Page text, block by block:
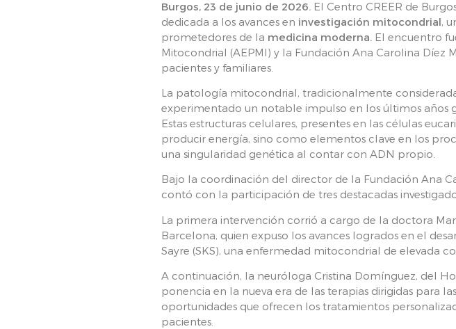
Burgos, 23 de junio de 2026. El Centro CREER de
dedicada a los avances en investigación mitocondrial,
prometedores de la medicina moderna. El encuentro
Mitocondrial (AEPMI) y la Fundación Ana Carolina Díez
pacientes y familiares.
La patología mitocondrial, tradicionalmente
experimentado un notable impulso en los últimos años
Estas estructuras celulares, presentes en las células
producir energía, sino como elementos clave en los
una singularidad genética al contar con ADN propio.
Bajo la coordinación del director de la Fundación Ana
contó con la participación de tres destacadas
La primera intervención corrió a cargo de la doctora
Barcelona, quien expuso los avances logrados en el
Sayre (SKS), una enfermedad mitocondrial de elevada
A continuación, la neuróloga Cristina Domínguez, del
ponencia en la nueva era de las terapias dirigidas para
oportunidades que ofrecen los tratamientos
pacientes.